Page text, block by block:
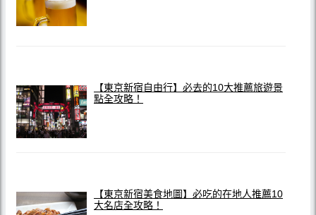
【東京新宿自由行】必去的10大推薦旅遊景
點全攻略！
【東京新宿美食地圖】必吃的在地人推薦10
大名店全攻略！